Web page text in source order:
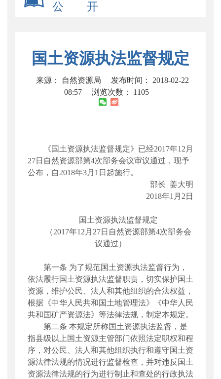
公 开
国土资源执法监督规定
来源： 自然资源局
发布时间： 2018-02-22
08:57
浏览次数： 1105
《国土资源执法监督规定》已经2017年12月
27日自然资源部第4次部务会议审议通过，现予
公布，自2018年3月1日起施行。
部长 姜大明
2018年1月2日
国土资源执法监督规定
（2017年12月27日 自然资源部第4次部务会
议通过）
第一条 为了规范国土资源执法监督行为，
依法履行国土资源执法监督职责，切实保护国土
资源，维护公民、法人和其他组织的合法权益，
根据《中华人民共和国土地管理法》《中华人民
共和国矿产资源法》等法律法规，制定本规定。
第二条 本规定所称国土资源执法监督，是
指县级以上国土资源主管部门依照法定职权和程
序，对公民、法人和其他组织执行和遵守国土资
源法律法规的情况进行监督检查，并对违反国土
资源法律法规的行为进行制止和查处的行政执法